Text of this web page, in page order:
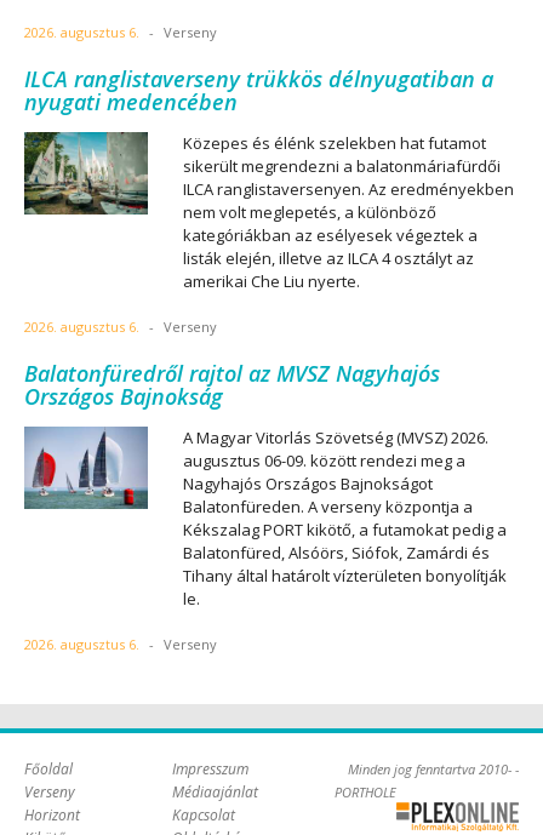
2026. augusztus 6. - Verseny
ILCA ranglistaverseny trükkös délnyugatiban a
nyugati medencében
Közepes és élénk szelekben hat futamot
sikerült megrendezni a balatonmáriafürdői
ILCA ranglistaversenyen. Az eredményekben
nem volt meglepetés, a különböző
kategóriákban az esélyesek végeztek a
listák elején, illetve az ILCA 4 osztályt az
amerikai Che Liu nyerte.
2026. augusztus 6. - Verseny
Balatonfüredről rajtol az MVSZ Nagyhajós
Országos Bajnokság
A Magyar Vitorlás Szövetség (MVSZ) 2026.
augusztus 06-09. között rendezi meg a
Nagyhajós Országos Bajnokságot
Balatonfüreden. A verseny központja a
Kékszalag PORT kikötő, a futamokat pedig a
Balatonfüred, Alsóörs, Siófok, Zamárdi és
Tihany által határolt vízterületen bonyolítják
le.
2026. augusztus 6. - Verseny
Főoldal
Verseny
Horizont
Impresszum
Médiaajánlat
Kapcsolat
Minden jog fenntartva 2010- -
PORTHOLE